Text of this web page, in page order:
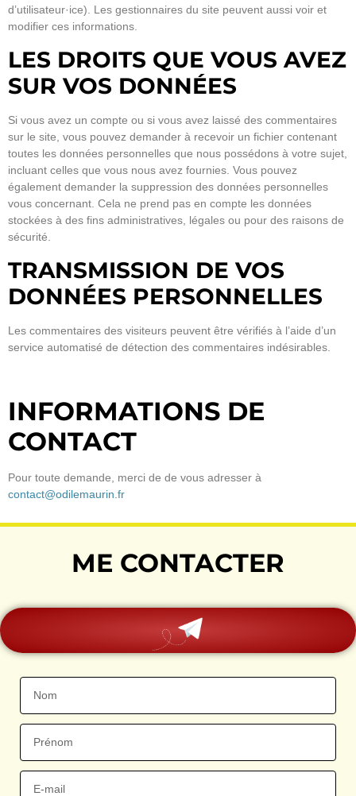
d’utilisateur·ice). Les gestionnaires du site peuvent aussi voir et
modifier ces informations.
LES DROITS QUE VOUS AVEZ
SUR VOS DONNÉES
Si vous avez un compte ou si vous avez laissé des commentaires
sur le site, vous pouvez demander à recevoir un fichier contenant
toutes les données personnelles que nous possédons à votre sujet,
incluant celles que vous nous avez fournies. Vous pouvez
également demander la suppression des données personnelles
vous concernant. Cela ne prend pas en compte les données
stockées à des fins administratives, légales ou pour des raisons de
sécurité.
TRANSMISSION DE VOS
DONNÉES PERSONNELLES
Les commentaires des visiteurs peuvent être vérifiés à l’aide d’un
service automatisé de détection des commentaires indésirables.
INFORMATIONS DE
CONTACT
Pour toute demande, merci de de vous adresser à
contact@odilemaurin.fr
ME CONTACTER